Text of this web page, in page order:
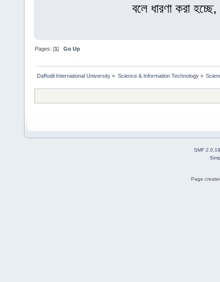
বলে ধারণা করা
Pages: [1]Go Up
Daffodil International University » Science & Information Technology»
SMF 2.0.19
Page